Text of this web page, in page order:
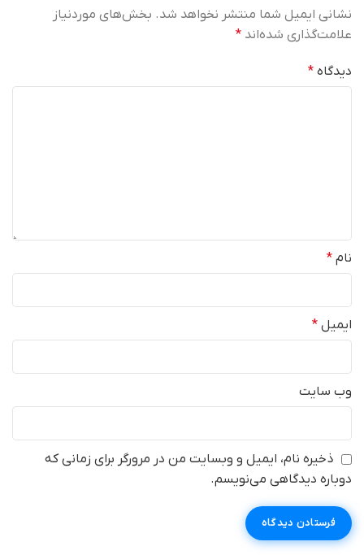
نشانی ایمیل شما منتشر نخواهد شد. بخش‌های موردنیاز
علامت‌گذاری شده‌اند *
دیدگاه *
نام *
ایمیل *
وب‌ سایت
ذخیره نام، ایمیل و وبسایت من در مرورگر برای زمانی که
دوباره دیدگاهی می‌نویسم.